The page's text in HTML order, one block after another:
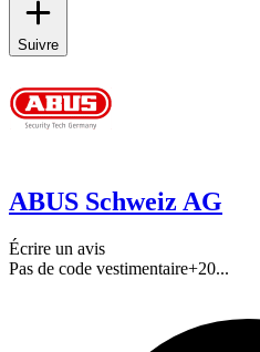
Suivre
ABUS Schweiz AG
Écrire un avis
Pas de code vestimentaire+20...